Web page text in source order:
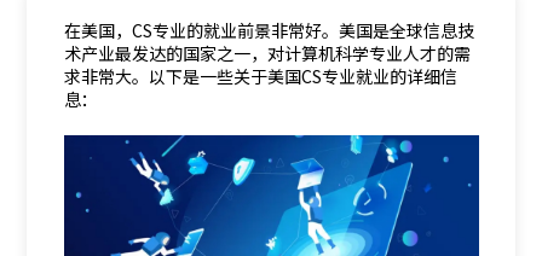
在美国，CS专业的就业前景非常好。美国是全球信息技
术产业最发达的国家之一，对计算机科学专业人才的需
求非常大。以下是一些关于美国CS专业就业的详细信
息：